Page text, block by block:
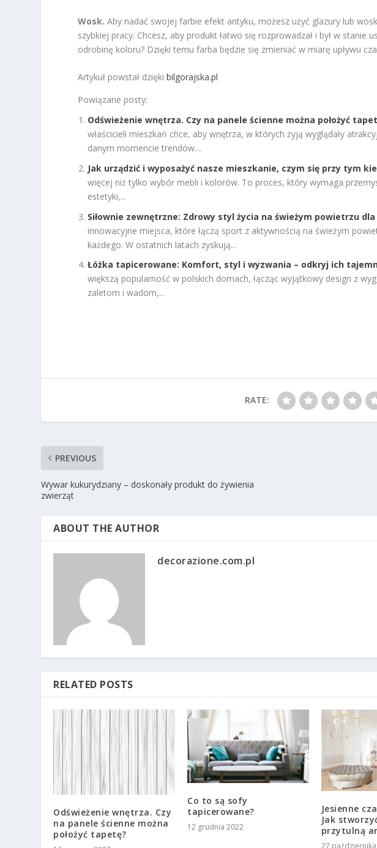
Wosk. Aby nadać swojej farbie efekt antyku, możesz użyć glazury lub
szybkiej pracy. Chcesz, aby produkt łatwo się rozprowadzał i był w stanie
odrobinę koloru? Dzięki temu farba będzie się zmieniać w miarę upływu
Artykuł powstał dziękibilgorajska.pl
Powiązane posty:
Odświeżenie wnętrza. Czy na panele ścienne można położyć
właścicieli mieszkań chce, aby wnętrza, w których żyją wyglądały
danym momencie trendów....
Jak urządzić i wyposażyć nasze mieszkanie, czym się przy tym
więcej niż tylko wybór mebli i kolorów. To proces, który wymaga
estetyki,...
Siłownie zewnętrzne: Zdrowy styl życia na świeżym powietrzu
innowacyjne miejsca, które łączą sport z aktywnością na świeżym
każdego. W ostatnich latach zyskują...
Łóżka tapicerowane: Komfort, styl i wyzwania – odkryj ich
większą popularność w polskich domach, łącząc wyjątkowy design z
zaletom i wadom,...
RATE:
PREVIOUS
Wywar kukurydziany – doskonały produkt do żywienia
zwierząt
ABOUT THE AUTHOR
decorazione.com.pl
RELATED POSTS
Odświeżenie wnętrza. Czy
na panele ścienne można
położyć tapetę?
Co to są sofy
tapicerowane?
12 grudnia 2022
Jesienne
Jak
przytulną
27